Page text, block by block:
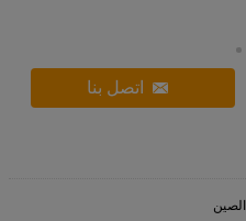
اتصل بنا
الصين